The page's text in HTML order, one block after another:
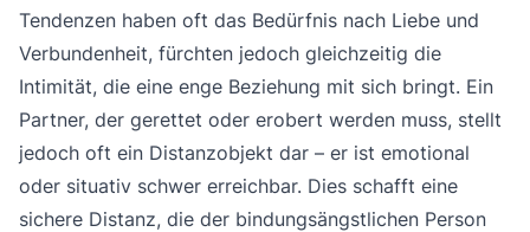
Tendenzen haben oft das Bedürfnis nach Liebe und
Verbundenheit, fürchten jedoch gleichzeitig die
Intimität, die eine enge Beziehung mit sich bringt. Ein
Partner, der gerettet oder erobert werden muss, stellt
jedoch oft ein Distanzobjekt dar – er ist emotional
oder situativ schwer erreichbar. Dies schafft eine
sichere Distanz, die der bindungsängstlichen Person